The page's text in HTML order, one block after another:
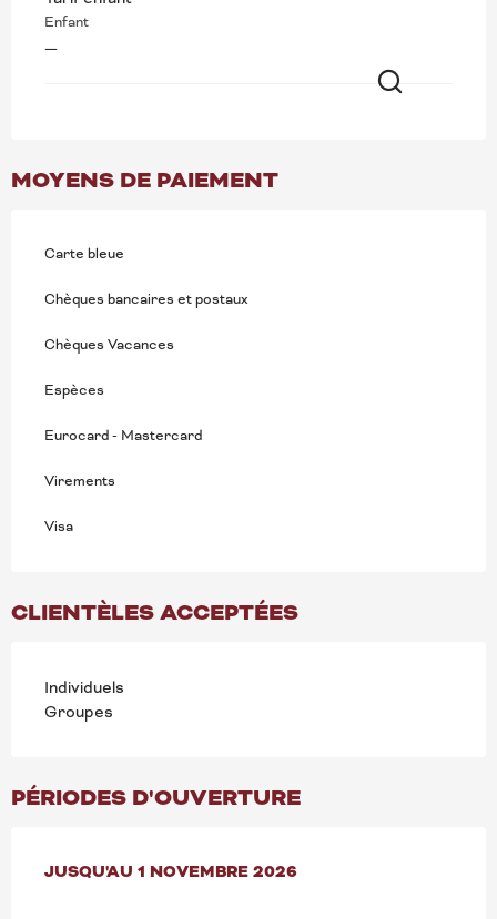
Enfant
—
MOYENS DE PAIEMENT
Carte bleue
Chèques bancaires et postaux
Chèques Vacances
Espèces
Eurocard - Mastercard
Virements
Visa
CLIENTÈLES ACCEPTÉES
Individuels
Groupes
PÉRIODES D'OUVERTURE
DU1 AVRIL 2026AU1 NOVEMBRE 2026
JUSQU'AU 1 NOVEMBRE 2026